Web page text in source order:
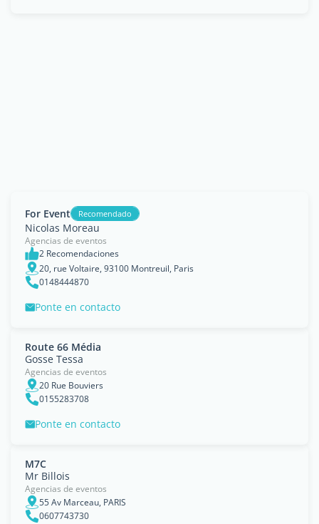
For Event Recomendado
Nicolas Moreau
Agencias de eventos
2 Recomendaciones
20, rue Voltaire, 93100 Montreuil, Paris
0148444870
Ponte en contacto
Route 66 Média
Gosse Tessa
Agencias de eventos
20 Rue Bouviers
0155283708
Ponte en contacto
M7C
Mr Billois
Agencias de eventos
55 Av Marceau, PARIS
0607743730